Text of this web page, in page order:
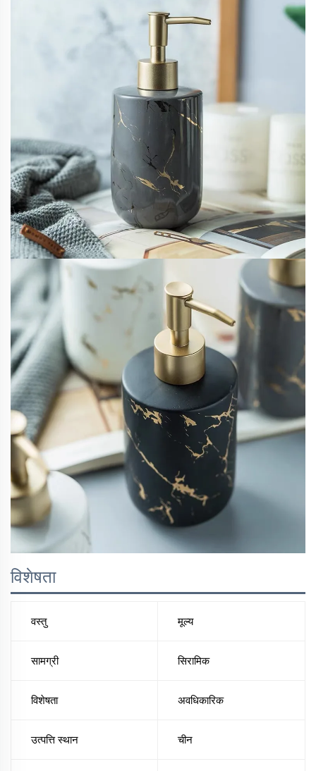
विशेषता
वस्तु मूल्य
सामग्री सिरामिक
विशेषता अवधिकारिक
उत्पत्ति स्थान चीन